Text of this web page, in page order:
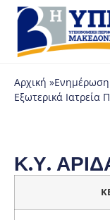
Αρχική »
Εξωτερικά Ιατρεία
Κ.Υ.